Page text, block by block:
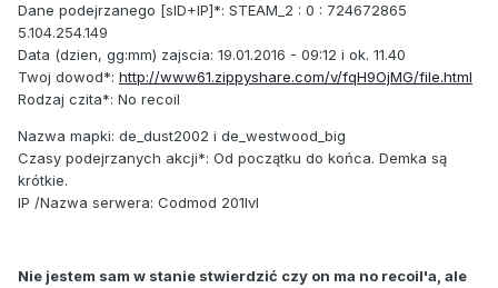
Dane podejrzanego [sID+IP]*: STEAM_2 : 0 : 724672865
5.104.254.149
Data (dzien, gg:mm) zajscia: 19.01.2016 - 09:12 i ok. 11.40
Twoj dowod*: http://www61.zippyshare.com/v/fqH9OjMG/file.html
Rodzaj czita*: No recoil
Nazwa mapki: de_dust2002 i de_westwood_big
Czasy podejrzanych akcji*: Od początku do końca. Demka są
krótkie.
IP /Nazwa serwera: Codmod 201lvl
Nie jestem sam w stanie stwierdzić czy on ma no recoil'a, ale